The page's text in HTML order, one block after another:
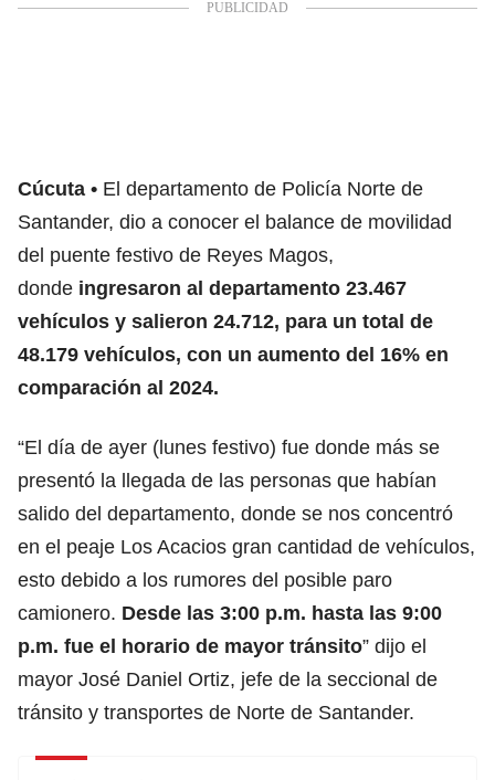
Cúcuta
El departamento de Policía Norte de
Santander, dio a conocer el balance de movilidad
del puente festivo de Reyes Magos,
donde ingresaron al departamento 23.467
vehículos y salieron 24.712, para un total de
48.179 vehículos, con un aumento del 16% en
comparación al 2024.
“El día de ayer (lunes festivo) fue donde más se
presentó la llegada de las personas que habían
salido del departamento, donde se nos concentró
en el peaje Los Acacios gran cantidad de vehículos,
esto debido a los rumores del posible paro
camionero. Desde las 3:00 p.m. hasta las 9:00
p.m. fue el horario de mayor tránsito” dijo el
mayor José Daniel Ortiz, jefe de la seccional de
tránsito y transportes de Norte de Santander.